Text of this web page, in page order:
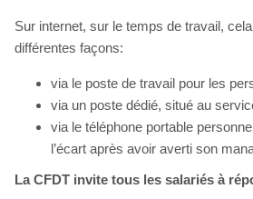
Sur internet, sur le temps de travail,
différentes façons:
via le poste de travail pour les
via un poste dédié, situé au
via le téléphone portable
l’écart après avoir averti son
La CFDT invite tous les salariés à